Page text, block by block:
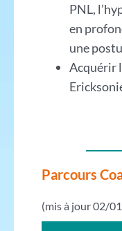
PNL,
en
une
Acquérir
Parcours
(mis à jour 02/